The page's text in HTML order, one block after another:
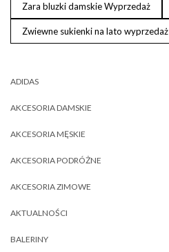
Zara bluzki damskie Wyprzedaż
Zwiewne sukienki na lato wyprzedaż
ADIDAS
AKCESORIA DAMSKIE
AKCESORIA MĘSKIE
AKCESORIA PODRÓŻNE
AKCESORIA ZIMOWE
AKTUALNOŚCI
BALERINY